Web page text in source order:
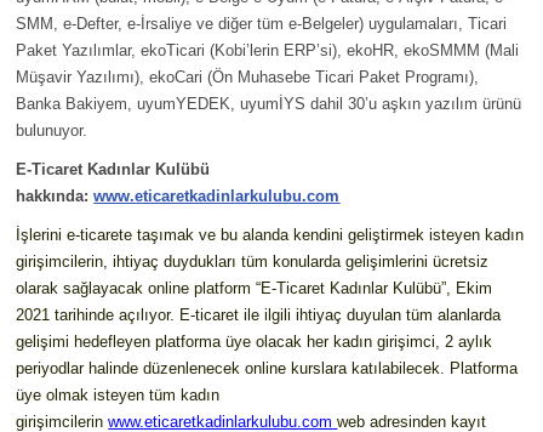
SMM, e-Defter, e-İrsaliye ve diğer tüm e-Belgeler) uygulamaları, Ticari
Paket Yazılımlar, ekoTicari (Kobi’lerin ERP’si), ekoHR, ekoSMMM (Mali
Müşavir Yazılımı), ekoCari (Ön Muhasebe Ticari Paket Programı),
Banka Bakiyem, uyumYEDEK, uyumİYS dahil 30’u aşkın yazılım ürünü
bulunuyor.
E-Ticaret Kadınlar Kulübü
hakkında:www.eticaretkadinlarkulubu.com
İşlerini e-ticarete taşımak ve bu alanda kendini geliştirmek isteyen kadın
girişimcilerin, ihtiyaç duydukları tüm konularda gelişimlerini ücretsiz
olarak sağlayacak online platform “E-Ticaret Kadınlar Kulübü”, Ekim
2021 tarihinde açılıyor. E-ticaret ile ilgili ihtiyaç duyulan tüm alanlarda
gelişimi hedefleyen platforma üye olacak her kadın girişimci, 2 aylık
periyodlar halinde düzenlenecek online kurslara katılabilecek. Platforma
üye olmak isteyen tüm kadın
girişimcilerinwww.eticaretkadinlarkulubu.com web adresinden kayıt